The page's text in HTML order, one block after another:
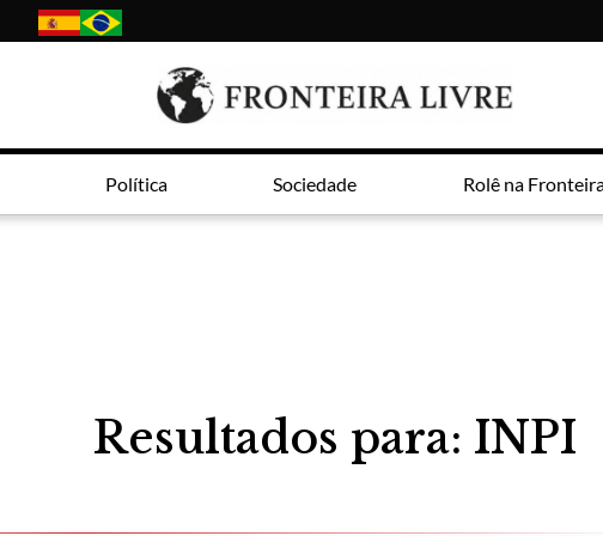
Política Sociedade Rolê na
Resultados para: INPI